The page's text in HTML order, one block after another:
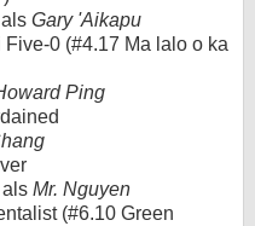
als Gary 'Aikapu
0 (#4.17 Ma lalo o ka
Ping
als Mr. Nguyen
(#6.10 Green